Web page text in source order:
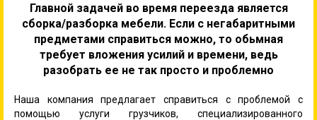
Главной задачей во время переезда является
сборка/разборка мебели. Если с негабаритными
предметами справиться можно, то обьмная
требует вложения усилий и времени, ведь
разобрать ее не так просто и проблемно
Наша компания предлагает справиться с проблемой с
помощью услуги грузчиков, специализированного